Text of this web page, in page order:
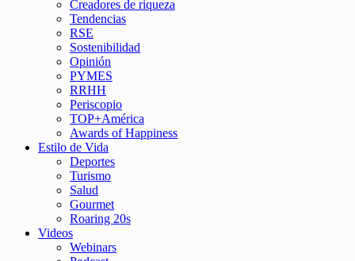
Creadores de riqueza
Tendencias
RSE
Sostenibilidad
Opinión
PYMES
RRHH
Periscopio
TOP+América
Awards of Happiness
Estilo de Vida
Deportes
Turismo
Salud
Gourmet
Roaring 20s
Videos
Webinars